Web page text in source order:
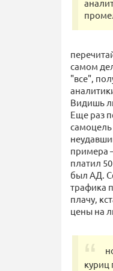
самом
"все",
Видишь
Еще раз
самоцель
примера
платил
был АД.
трафика
плачу,
цены на
куриц